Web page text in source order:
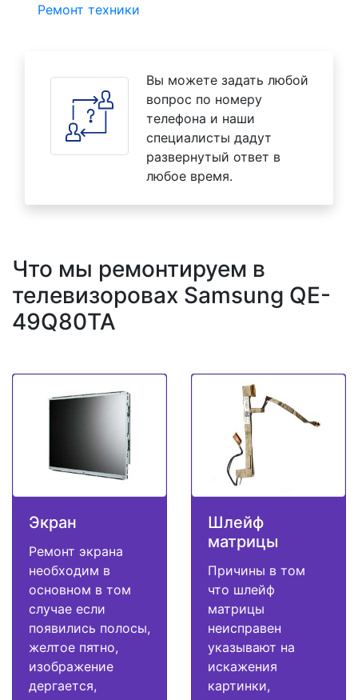
Ремонт техники
Вы можете задать любой
вопрос по номеру
телефона и наши
специалисты дадут
развернутый ответ в
любое время.
Что мы ремонтируем в
телевизоровах Samsung QE-
49Q80TA
Экран
Ремонт экрана
необходим в
основном в том
случае если
появились полосы,
желтое пятно,
изображение
дергается,
Шлейф
матрицы
Причины в том
что шлейф
матрицы
неисправен
указывают на
искажения
картинки,